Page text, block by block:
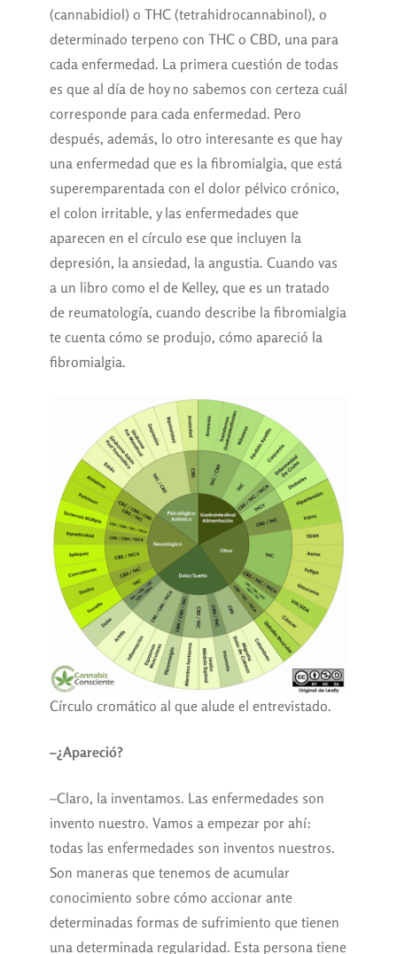
(cannabidiol) o THC (tetrahidrocannabinol), o
determinado terpeno con THC o CBD, una para
cada enfermedad. La primera cuestión de todas
es que al día de hoy no sabemos con certeza cuál
corresponde para cada enfermedad. Pero
después, además, lo otro interesante es que hay
una enfermedad que es la fibromialgia, que está
superemparentada con el dolor pélvico crónico,
el colon irritable, y las enfermedades que
aparecen en el círculo ese que incluyen la
depresión, la ansiedad, la angustia. Cuando vas
a un libro como el de Kelley, que es un tratado
de reumatología, cuando describe la fibromialgia
te cuenta cómo se produjo, cómo apareció la
fibromialgia.
Círculo cromático al que alude el entrevistado.
–¿Apareció?
–Claro, la inventamos. Las enfermedades son
invento nuestro. Vamos a empezar por ahí:
todas las enfermedades son inventos nuestros.
Son maneras que tenemos de acumular
conocimiento sobre cómo accionar ante
determinadas formas de sufrimiento que tienen
una determinada regularidad. Esta persona tiene